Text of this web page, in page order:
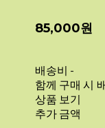
85,000원
배송비 -
함께 구매 시
상품 보기
추가 금액